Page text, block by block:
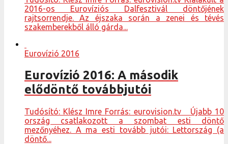
2016-os Eurovíziós Dalfesztivál döntőjének
rajtsorrendje. Az éjszaka során a zenei és tévés
szakemberekből álló gárda...
Eurovízió 2016
Eurovízió 2016: A második
elődöntő továbbjutói
Tudósító: Klész Imre Forrás: eurovision.tv Újabb 10
ország csatlakozott a szombat esti döntő
mezőnyéhez. A ma esti tovább jutói: Lettország (a
döntő...